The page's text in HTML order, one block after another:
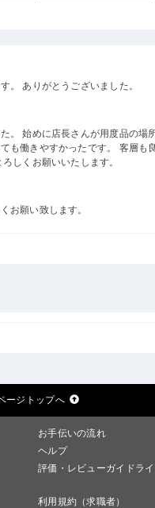
。 ありがとうございました。
。 始めに店長さんが用度品の場
も働きやすかったです。 客層も
しくお願いいたします。
お願い致します。
ージトップへ
お手伝いの流れ
ヘルプ
評価・レビューガイドラ
利用規約（求職者）